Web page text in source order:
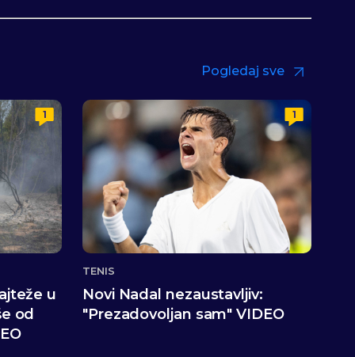
Pogledaj sve
1
u
od
1
TENIS
Novi Nadal nezaustavljiv:
"Prezadovoljan sam" VIDEO